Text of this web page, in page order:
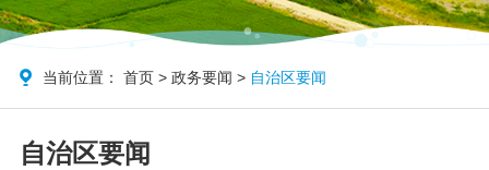
北方海南
政务要闻
党务公开
当前位置：首页 >政务要闻 > 自治区要闻
自治区要闻